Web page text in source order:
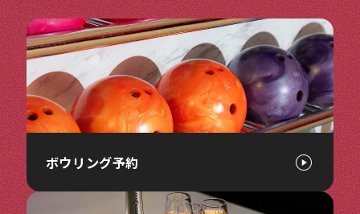
ボウリング予約